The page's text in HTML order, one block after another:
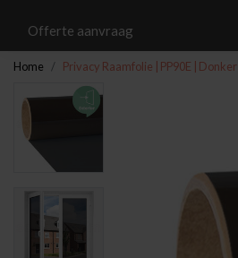
Offerte aanvraag
Home Privacy Raamfolie | PP90E |